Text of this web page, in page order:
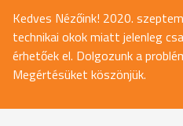
Kedves Nézőink! 2020.
technikai okok miatt jelenleg
érhetőek el. Dolgozunk a
Megértésüket köszönjük.